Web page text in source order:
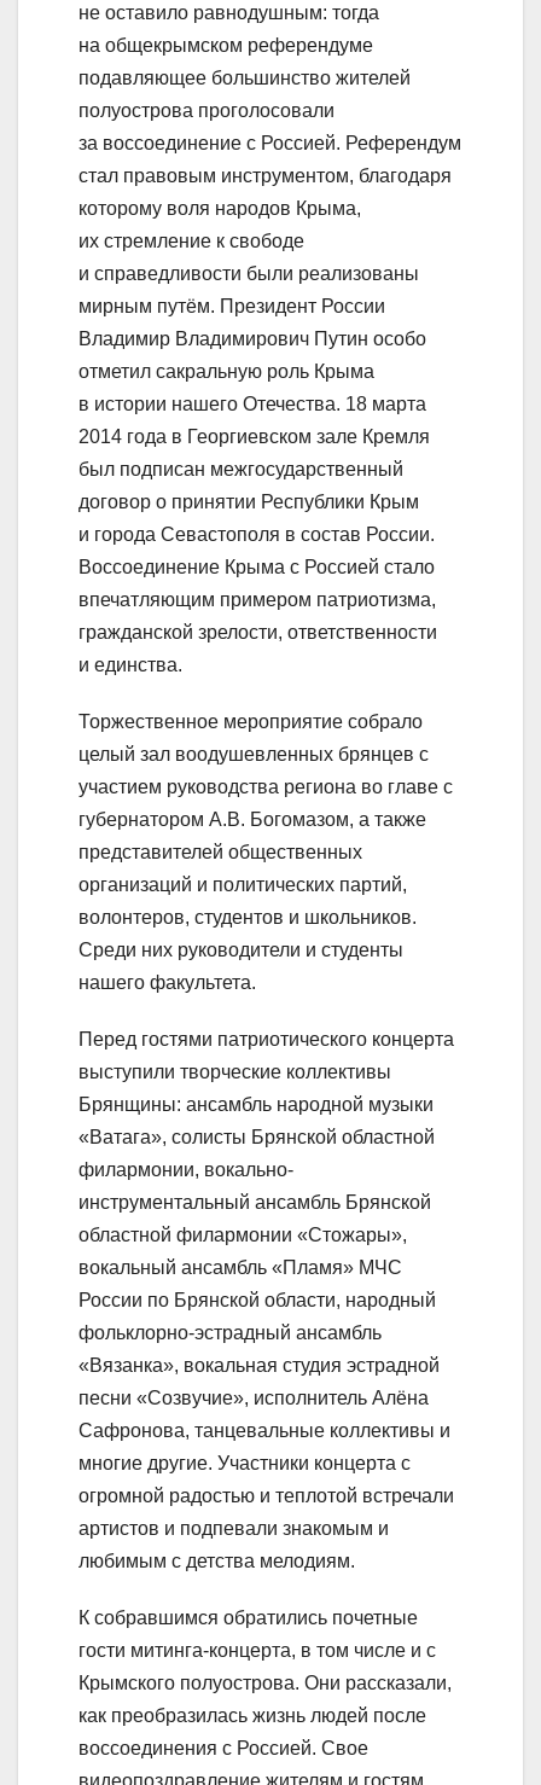
не оставило равнодушным: тогда
на общекрымском референдуме
подавляющее большинство жителей
полуострова проголосовали
за воссоединение с Россией. Референдум
стал правовым инструментом, благодаря
которому воля народов Крыма,
их стремление к свободе
и справедливости были реализованы
мирным путём. Президент России
Владимир Владимирович Путин особо
отметил сакральную роль Крыма
в истории нашего Отечества. 18 марта
2014 года в Георгиевском зале Кремля
был подписан межгосударственный
договор о принятии Республики Крым
и города Севастополя в состав России.
Воссоединение Крыма с Россией стало
впечатляющим примером патриотизма,
гражданской зрелости, ответственности
и единства.
Торжественное мероприятие собрало
целый зал воодушевленных брянцев с
участием руководства региона во главе с
губернатором А.В. Богомазом, а также
представителей общественных
организаций и политических партий,
волонтеров, студентов и школьников.
Среди них руководители и студенты
нашего факультета.
Перед гостями патриотического концерта
выступили творческие коллективы
Брянщины: ансамбль народной музыки
«Ватага», солисты Брянской областной
филармонии, вокально-
инструментальный ансамбль Брянской
областной филармонии «Стожары»,
вокальный ансамбль «Пламя» МЧС
России по Брянской области, народный
фольклорно-эстрадный ансамбль
«Вязанка», вокальная студия эстрадной
песни «Созвучие», исполнитель Алёна
Сафронова, танцевальные коллективы и
многие другие. Участники концерта с
огромной радостью и теплотой встречали
артистов и подпевали знакомым и
любимым с детства мелодиям.
К собравшимся обратились почетные
гости митинга-концерта, в том числе и с
Крымского полуострова. Они рассказали,
как преобразилась жизнь людей после
воссоединения с Россией. Свое
видеопоздравление жителям и гостям